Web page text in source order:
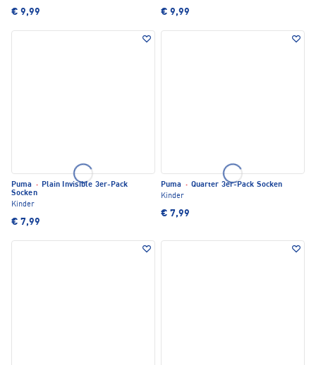
€ 9,99 € 9,99
Puma · Plain Invisible 3er-Pack
Socken
Kinder
€ 7,99
Puma · Quarter 3er-Pack Socken
Kinder
€ 7,99